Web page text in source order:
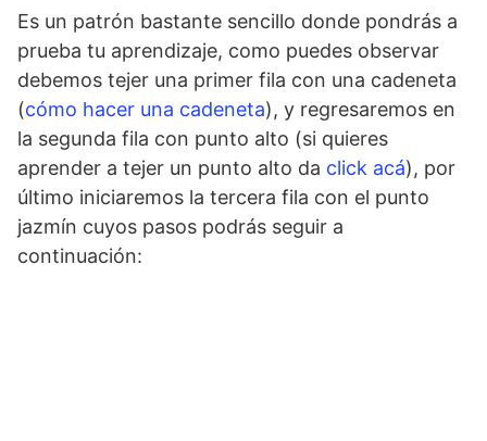
Es un patrón bastante sencillo donde pondrás a
prueba tu aprendizaje, como puedes observar
debemos tejer una primer fila con una cadeneta
(cómo hacer una cadeneta), y regresaremos en
la segunda fila con punto alto (si quieres
aprender a tejer un punto alto da click acá), por
último iniciaremos la tercera fila con el punto
jazmín cuyos pasos podrás seguir a
continuación: